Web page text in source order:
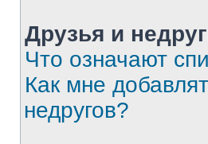
Друзья и
Что означают
Как мне
недругов?